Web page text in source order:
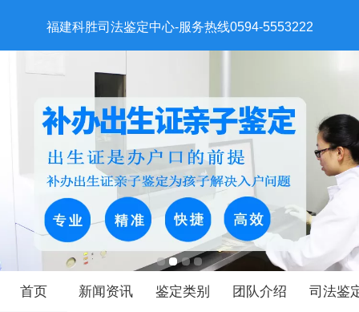
福建科胜司法鉴定中心-服务热线0594-5553222
首页 新闻资讯 鉴定类别 团队介绍 司法鉴